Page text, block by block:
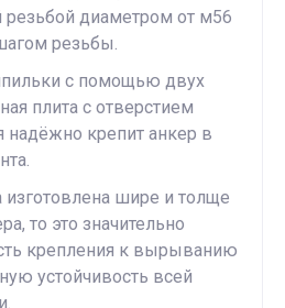
резьбой диаметром от м56
резьбы.
с помощью двух
плита с отверстием
надёжно крепит анкер в
изготовлена шире и толще
то это значительно
крепления к вырыванию
устойчивость всей